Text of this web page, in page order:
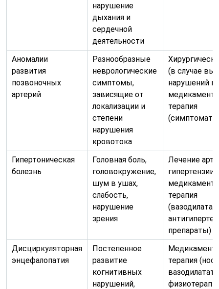
нарушение
дыхания и
сердечной
деятельности
Аномалии
развития
позвоночных
артерий
Разнообразные
неврологические
симптомы,
зависящие от
локализации и
степени
нарушения
кровотока
(в случае
нарушений
терапия
Гипертоническая
болезнь
Головная боль,
головокружение,
шум в ушах,
слабость,
нарушение
зрения
Лечение
гипертензии,
терапия
препараты)
Дисциркуляторная
энцефалопатия
Постепенное
развитие
когнитивных
нарушений,
терапия